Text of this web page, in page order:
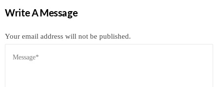
Write A Message
Your email address will not be published.